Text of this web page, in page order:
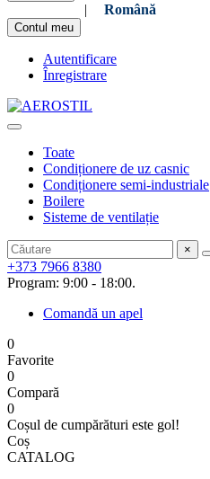
| Română
Contul meu
Autentificare
Înregistrare
Toate
Condiționere de uz casnic
Condiționere semi-industriale
Boilere
Sisteme de ventilație
×
+373 7966 8380
Program: 9:00 - 18:00.
Comandă un apel
0
Favorite
0
Compară
0
Coșul de cumpărături este gol!
Coș
CATALOG